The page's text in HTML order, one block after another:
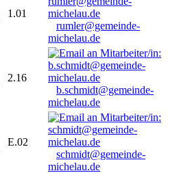
1.01
rumler@gemeinde-
michelau.de
2.16
b.schmidt@gemeinde-
michelau.de
E.02
schmidt@gemeinde-
michelau.de